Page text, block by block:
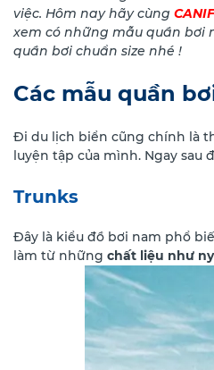
việc. Hôm nay hãy cùng
xem có những mẫu quần bơi
quần bơi chuẩn size nhé !
Các mẫu quần
Đi du lịch biển cũng chính là
luyện tập của mình. Ngay
Trunks
Đây là kiểu đồ bơi nam phổ
làm từ những chất liệu như